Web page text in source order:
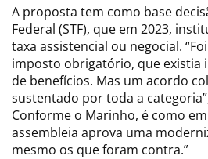
A proposta tem como base
Federal (STF), que em 2023,
taxa assistencial ou negocial.
imposto obrigatório, que existia
de benefícios. Mas um acordo
sustentado por toda a
Conforme o Marinho, é como
assembleia aprova uma
mesmo os que foram contra.”